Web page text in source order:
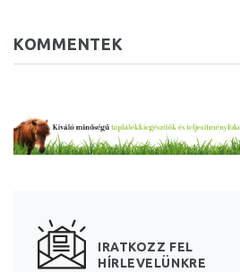
KOMMENTEK
IRATKOZZ FEL
HÍRLEVELÜNKRE